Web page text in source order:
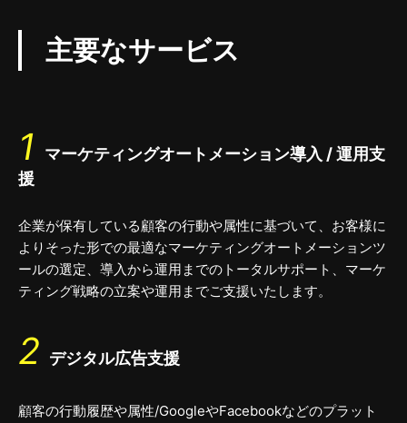
主要なサービス
1
マーケティングオートメーション導入 / 運用支
援
企業が保有している顧客の行動や属性に基づいて、お客様に
よりそった形での最適なマーケティングオートメーションツ
ールの選定、導入から運用までのトータルサポート、マーケ
ティング戦略の立案や運用までご支援いたします。
2 デジタル広告支援
顧客の行動履歴や属性/GoogleやFacebookなどのプラット